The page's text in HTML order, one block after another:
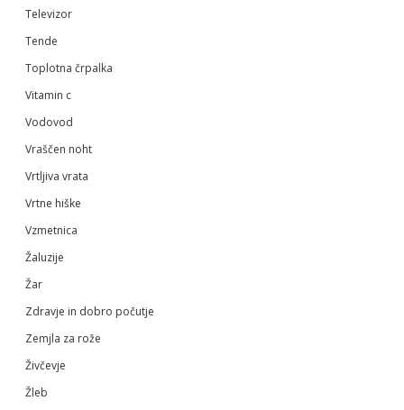
Televizor
Tende
Toplotna črpalka
Vitamin c
Vodovod
Vraščen noht
Vrtljiva vrata
Vrtne hiške
Vzmetnica
Žaluzije
Žar
Zdravje in dobro počutje
Zemjla za rože
Živčevje
Žleb